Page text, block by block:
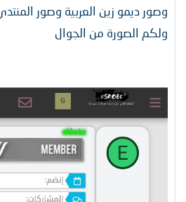
وصور ديمو زين العربية وصور
ولكم الصورة من الجوال